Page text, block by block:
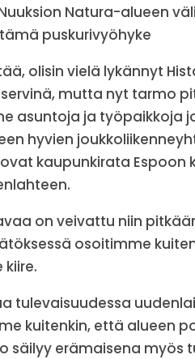
Natura-alueen
puskurivyöhyke
olisin vielä lykännyt
mutta nyt tarmo
asuntoja ja työpaikkoja
hyvien
kaupunkirata Espoon
on veivattu niin
osoitimme
tulevaisuudessa
kuitenkin, että alueen
säilyy erämaisena myös